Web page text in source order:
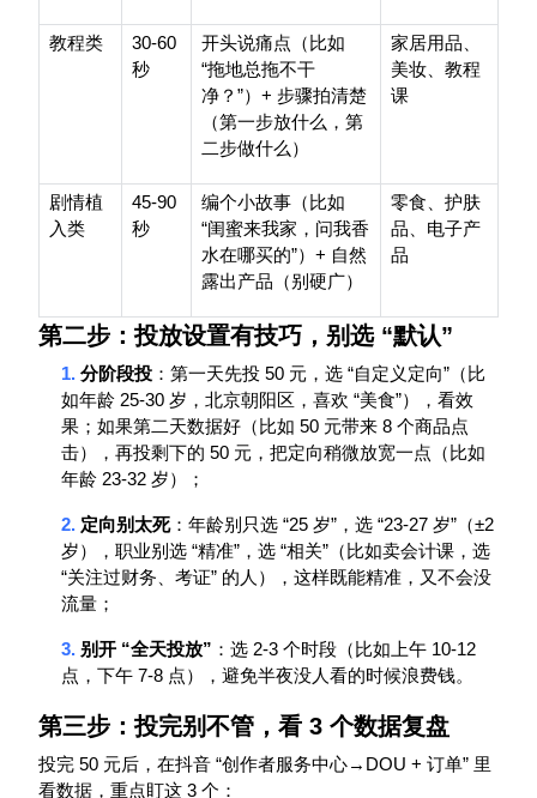
教程类 30-60
秒
开头说痛点（比如
“拖地总拖不干
净？ ”） + 步骤拍清楚
（第一步放什么，第
二步做什么）
家居用品、
美妆、教程
课
剧情植
入类
45-90
秒
编个小故事（比如
“闺蜜来我家，问我香
水在哪买的”） + 自然
露出产品（别硬广）
零食、护肤
品、电子产
品
第二步：投放设置有技巧，别选 “默认”
1. 分阶段投 ：第一天先投 50 元，选 “自定义定向” （比
如年龄 25-30 岁，北京朝阳区，喜欢 “美食”），看效
果；如果第二天数据好（比如 50 元带来 8 个商品点
击），再投剩下的 50 元，把定向稍微放宽一点（比如
年龄 23-32 岁）；
2. 定向别太死：年龄别只选 “25 岁” ，选 “23-27 岁” （±2
岁），职业别选 “精准” ，选 “相关” （比如卖会计课，选
“关注过财务、考证” 的人），这样既能精准，又不会没
流量；
3. 别开 “全天投放” ：选 2-3 个时段（比如上午 10-12
点，下午 7-8 点），避免半夜没人看的时候浪费钱。
第三步：投完别不管，看 3 个数据复盘
投完 50 元后，在抖音 “创作者服务中心→DOU + 订单” 里
看数据，重点盯这 3 个：